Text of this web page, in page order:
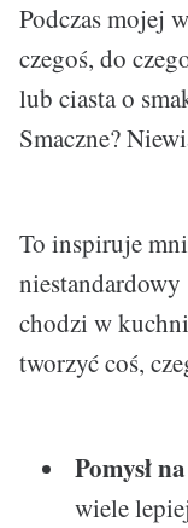
Podczas mojej
czegoś, do
lub ciasta o
Smaczne?
To inspiruje
chodzi w
tworzyć coś,
Pomysł
wiele